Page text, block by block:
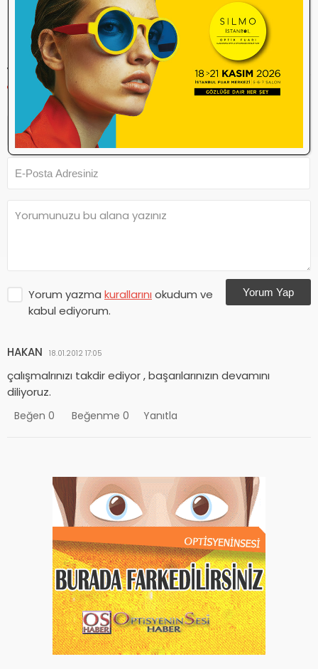
Tercih
toplum Turgut yök
YORUM YAP
Yorum yazma kurallarını okudum ve
kabul ediyorum.
Yorum Yap
HAKAN 18.01.2012 17:05
çalışmalrınızı takdir ediyor , başarılarınızın devamını
diliyoruz.
Beğen 0 Beğenme 0 Yanıtla